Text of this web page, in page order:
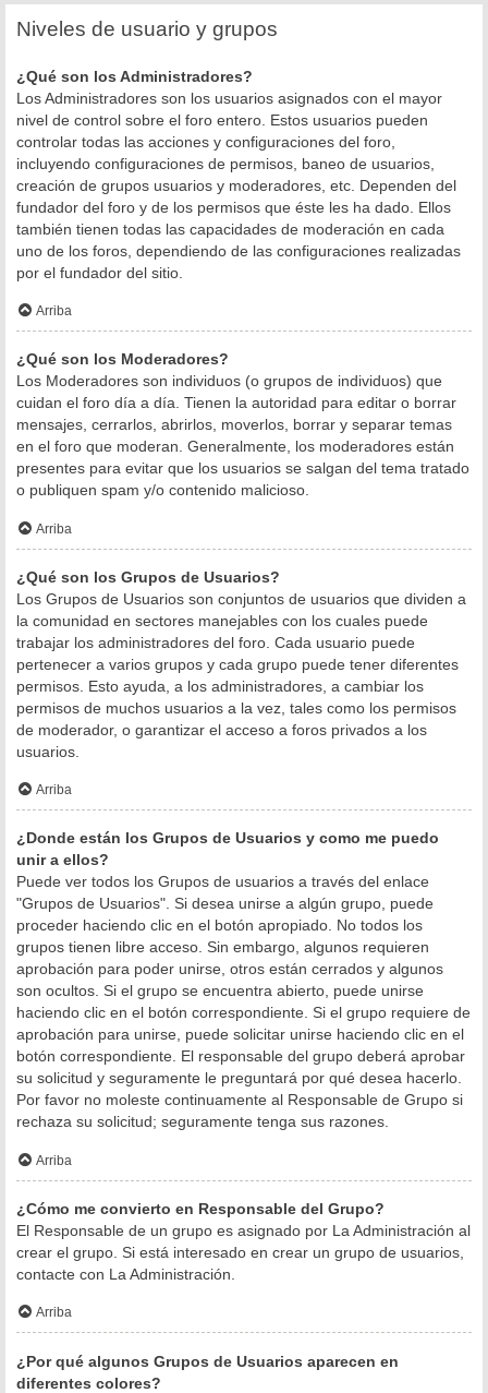
Niveles de usuario y grupos
¿Qué son los Administradores?
Los Administradores son los usuarios asignados con el mayor
nivel de control sobre el foro entero. Estos usuarios pueden
controlar todas las acciones y configuraciones del foro,
incluyendo configuraciones de permisos, baneo de usuarios,
creación de grupos usuarios y moderadores, etc. Dependen del
fundador del foro y de los permisos que éste les ha dado. Ellos
también tienen todas las capacidades de moderación en cada
uno de los foros, dependiendo de las configuraciones realizadas
por el fundador del sitio.
Arriba
¿Qué son los Moderadores?
Los Moderadores son individuos (o grupos de individuos) que
cuidan el foro día a día. Tienen la autoridad para editar o borrar
mensajes, cerrarlos, abrirlos, moverlos, borrar y separar temas
en el foro que moderan. Generalmente, los moderadores están
presentes para evitar que los usuarios se salgan del tema tratado
o publiquen spam y/o contenido malicioso.
Arriba
¿Qué son los Grupos de Usuarios?
Los Grupos de Usuarios son conjuntos de usuarios que dividen a
la comunidad en sectores manejables con los cuales puede
trabajar los administradores del foro. Cada usuario puede
pertenecer a varios grupos y cada grupo puede tener diferentes
permisos. Esto ayuda, a los administradores, a cambiar los
permisos de muchos usuarios a la vez, tales como los permisos
de moderador, o garantizar el acceso a foros privados a los
usuarios.
Arriba
¿Donde están los Grupos de Usuarios y como me puedo
unir a ellos?
Puede ver todos los Grupos de usuarios a través del enlace
"Grupos de Usuarios". Si desea unirse a algún grupo, puede
proceder haciendo clic en el botón apropiado. No todos los
grupos tienen libre acceso. Sin embargo, algunos requieren
aprobación para poder unirse, otros están cerrados y algunos
son ocultos. Si el grupo se encuentra abierto, puede unirse
haciendo clic en el botón correspondiente. Si el grupo requiere de
aprobación para unirse, puede solicitar unirse haciendo clic en el
botón correspondiente. El responsable del grupo deberá aprobar
su solicitud y seguramente le preguntará por qué desea hacerlo.
Por favor no moleste continuamente al Responsable de Grupo si
rechaza su solicitud; seguramente tenga sus razones.
Arriba
¿Cómo me convierto en Responsable del Grupo?
El Responsable de un grupo es asignado por La Administración al
crear el grupo. Si está interesado en crear un grupo de usuarios,
contacte con La Administración.
Arriba
¿Por qué algunos Grupos de Usuarios aparecen en
diferentes colores?